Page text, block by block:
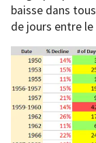
baisse dans
de jours entre